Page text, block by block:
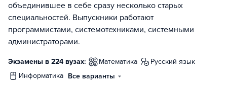
объединившее в себе сразу несколько старых
специальностей. Выпускники работают
программистами, системотехниками, системными
администраторами.
Экзамены в 224 вузах: математика
русский язык
информатика Все варианты